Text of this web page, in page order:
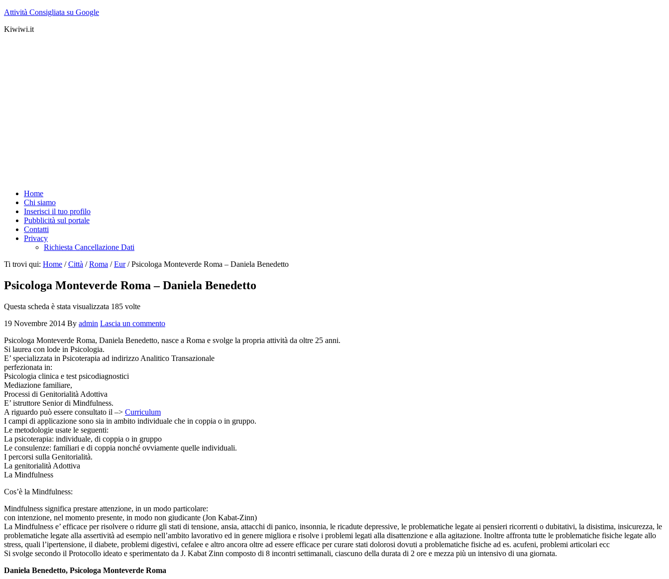
Attività Consigliata su Google
Kiwiwi.it
Home
Chi siamo
Inserisci il tuo profilo
Pubblicità sul portale
Contatti
Privacy
Richiesta Cancellazione Dati
Ti trovi qui: Home / Città / Roma / Eur /Psicologa Monteverde Roma – Daniela Benedetto
Psicologa Monteverde Roma – Daniela Benedetto
Questa scheda è stata visualizzata 185 volte
19 Novembre 2014 By admin Lascia un commento
Psicologa Monteverde Roma, Daniela Benedetto, nasce a Roma e svolge la propria attività da oltre 25 anni.
Si laurea con lode in Psicologia.
E’ specializzata in Psicoterapia ad indirizzo Analitico Transazionale
perfezionata in:
Psicologia clinica e test psicodiagnostici
Mediazione familiare,
Processi di Genitorialità Adottiva
E’ istruttore Senior di Mindfulness.
A riguardo può essere consultato il –> Curriculum
I campi di applicazione sono sia in ambito individuale che in coppia o in gruppo.
Le metodologie usate le seguenti:
La psicoterapia: individuale, di coppia o in gruppo
Le consulenze: familiari e di coppia nonché ovviamente quelle individuali.
I percorsi sulla Genitorialità.
La genitorialità Adottiva
La Mindfulness
Cos’è la Mindfulness:
Mindfulness significa prestare attenzione, in un modo particolare:
con intenzione, nel momento presente, in modo non giudicante (Jon Kabat-Zinn)
La Mindfulness e’ efficace per risolvere o ridurre gli stati di tensione, ansia, attacchi di panico, insonnia, le ricadute depressive, le problematiche legate ai pensieri ricorrenti o dubitativi, la disistima, insicurezza, le
problematiche legate alla assertività ad esempio nell’ambito lavorativo ed in genere migliora e risolve i problemi legati alla disattenzione e alla agitazione. Inoltre affronta tutte le problematiche fisiche legate allo
stress, quali l’ipertensione, il diabete, problemi digestivi, cefalee e altro ancora oltre ad essere efficace per curare stati dolorosi dovuti a problematiche fisiche ad es. acufeni, problemi articolari ecc
Si svolge secondo il Protocollo ideato e sperimentato da J. Kabat Zinn composto di 8 incontri settimanali, ciascuno della durata di 2 ore e mezza più un intensivo di una giornata.
Daniela Benedetto, Psicologa Monteverde Roma